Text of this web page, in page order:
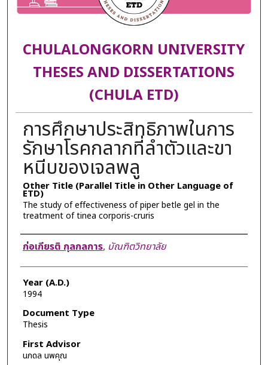
CHULALONGKORN UNIVERSITY
THESES AND DISSERTATIONS
(CHULA ETD)
การศึกษาประสิทธิภาพในการ
รักษาโรคกลากที่ลำตัวและขา
หนีบของเจลพลู
Other Title (Parallel Title in Other Language of
ETD)
The study of effectiveness of piper betle gel in the
treatment of tinea corporis-cruris
Author
ก่อเกียรติ กุลกลการ, บัณฑิตวิทยาลัย
Year (A.D.)
1994
Document Type
Thesis
First Advisor
นภดล นพคุณ